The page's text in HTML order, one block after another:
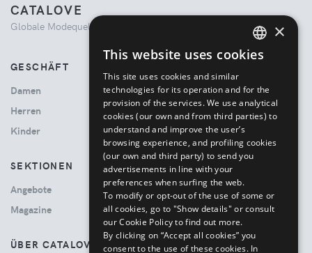
CATALOVE
Globale Modequelle. Kuratiertes Einkaufserlebnis.
GESCHÄFT
Damen
Herren
Kinder
SEKTIONEN
Angebote
Magazine
ÜBER CATALOVE
ENGLISH
×
This website uses cookies
This site uses cookies and similar
technologies for its operation and for the
provision of the services. We use analytical
cookies (our own and from third parties) to
understand and improve the user’s
browsing experience, and profiling cookies
(our own and third party) to send you
advertisements in line with your
preferences when surfing the web.
To modify or opt-out of the use of some or
all cookies, go to "Show details" or consult
our Cookie Policy to find out more.
By clicking on “Accept all cookies” you
consent to the use of these cookies. In